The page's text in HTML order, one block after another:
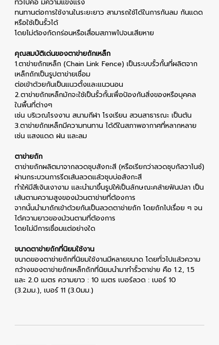
ทั่วไปคือ มีความแข็งแรง
ทนทานต่อการใช้งานในระยะยาว สามารถใช้ได้ในการกันลม กันแดด
หรือใช้เป็นรั้วได้
โดยไม่ต้องกัดกร่อนหรือเสื่อมสภาพไปจนเสียหาย
คุณสมบัติเด่นของตาข่ายถักเหล็ก
1.ตาข่ายถักเหล็ก (Chain Link Fence) เป็นระบบรั้วกั้นที่ผลิตจาก
เหล็กถักเป็นรูปตาข่ายเชื่อม
ต่อเข้าด้วยกันเป็นแนวตั้งและแนวนอน
2.ตาข่ายถักเหล็กมักจะใช้เป็นรั้วกั้นเพื่อป้องกันสิ่งของหรือบุคคล
ในพื้นที่ต่างๆ
เช่น บริเวณโรงงาน สนามกีฬา โรงเรียน สวนสาธารณะ เป็นต้น
3.ตาข่ายถักเหล็กมีความทนทาน ได้ดีในสภาพอากาศที่หลากหลาย
เช่น แสงแดด ฝน และลม
ตาข่ายถัก
ตาข่ายถักผลิตมาจากลวดชุบสังกะสี (หรือเรียกว่าลวดชุบกัลวาไนซ์)
ผ่านกระบวนการรีดเส้นลวดแล้วชุบบ่อสังกะสี
ทำให้มีสีเงินเงางาม และนำมาขึ้นรูปให้เป็นลักษณะคล้ายฟันปลา เป็น
เส้นตามความสูงของม้วนตาข่ายที่ต้องการ
จากนั้นนำมาถักเข้าด้วยกันเป็นลวดตาข่ายถัก โดยถักไปเรื่อย ๆ จน
ได้ความยาวของม้วนตามที่ต้องการ
โดยไม่มีการเชื่อมแต่อย่างใด
ขนาดตาข่ายถักที่นิยมใช้งาน
ขนาดของตาข่ายถักที่นิยมใช้งานมีหลายขนาด โดยทั่วไปแล้วความ
กว้างของตาข่ายถักเหล็กถักที่นิยมนำมาทำรั้วตาข่าย คือ 1.2, 1.5
และ 2.0 เมตร ความยาว : 10 เมตร เบอร์ลวด : เบอร์ 10
(3.2มม.), เบอร์ 11 (3.0มม.)